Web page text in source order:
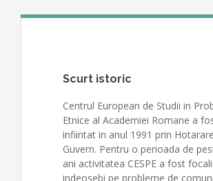
Scurt istoric
Centrul European de Studii in
Etnice al Academiei Romane a
infiintat in anul 1991 prin
Guvern. Pentru o perioada de
ani activitatea CESPE a fost
indeosebi pe probleme de